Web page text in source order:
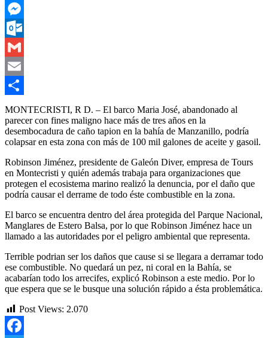
WhatsApp
Messenger
Outlook.com
Gmail
Email
Compartir
MONTECRISTI, R D. – El barco Maria José, abandonado al
parecer con fines maligno hace más de tres años en la
desembocadura de caño tapion en la bahía de Manzanillo, podría
colapsar en esta zona con más de 100 mil galones de aceite y gasoil.
Robinson Jiménez, presidente de Galeón Diver, empresa de Tours
en Montecristi y quién además trabaja para organizaciones que
protegen el ecosistema marino realizó la denuncia, por el daño que
podría causar el derrame de todo éste combustible en la zona.
El barco se encuentra dentro del área protegida del Parque Nacional,
Manglares de Estero Balsa, por lo que Robinson Jiménez hace un
llamado a las autoridades por el peligro ambiental que representa.
Terrible podrian ser los daños que cause si se llegara a derramar todo
ese combustible. No quedará un pez, ni coral en la Bahía, se
acabarían todo los arrecifes, explicó Robinson a este medio. Por lo
que espera que se le busque una solución rápido a ésta problemática.
Post Views: 2.070